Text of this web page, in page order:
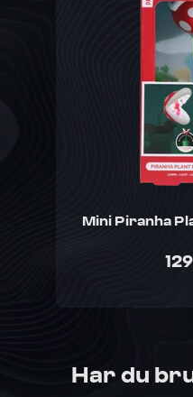
Mini Piranha
Har du